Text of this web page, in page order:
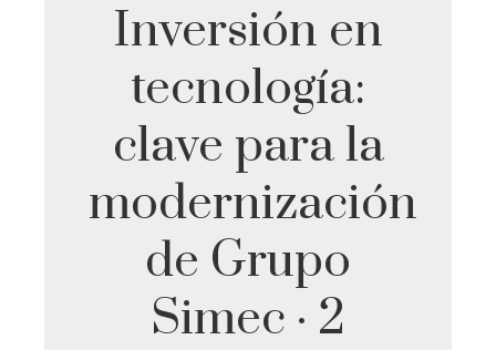
Inversión en
tecnología:
clave para la
modernización
de Grupo
Simec · 2